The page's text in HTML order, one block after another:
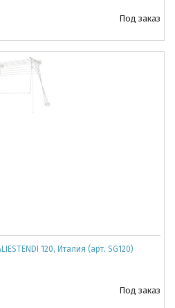
Под заказ
120, Италия (арт. SG120)
Под заказ